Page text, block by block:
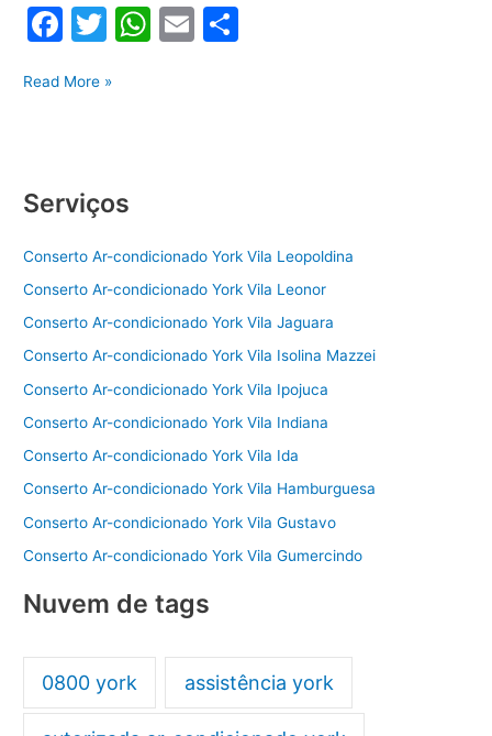
F
c
o
k
T
itt
W E
Assistência
Read More »
Serviços
Conserto Ar-condicionado York Vila Leopoldina
Conserto Ar-condicionado York Vila Leonor
Conserto Ar-condicionado York Vila Jaguara
Conserto Ar-condicionado York Vila Isolina Mazzei
Conserto Ar-condicionado York Vila Ipojuca
Conserto Ar-condicionado York Vila Indiana
Conserto Ar-condicionado York Vila Ida
Conserto Ar-condicionado York Vila Hamburguesa
Conserto Ar-condicionado York Vila Gustavo
Conserto Ar-condicionado York Vila Gumercindo
Nuvem de tags
0800 york assistência york